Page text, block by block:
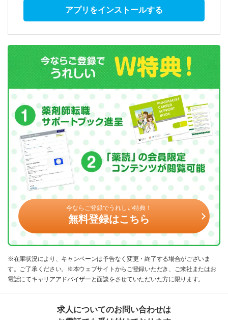
アプリをインストールする
今ならご登録でうれしい特典！
無料登録はこちら
※在庫状況により、キャンペーンは予告なく変更・終了する場合がございま
す。ご了承ください。※本ウェブサイトからご登録いただき、ご来社またはお
電話にてキャリアアドバイザーと面談をさせていただいた方に限ります。
求人についてのお問い合わせは